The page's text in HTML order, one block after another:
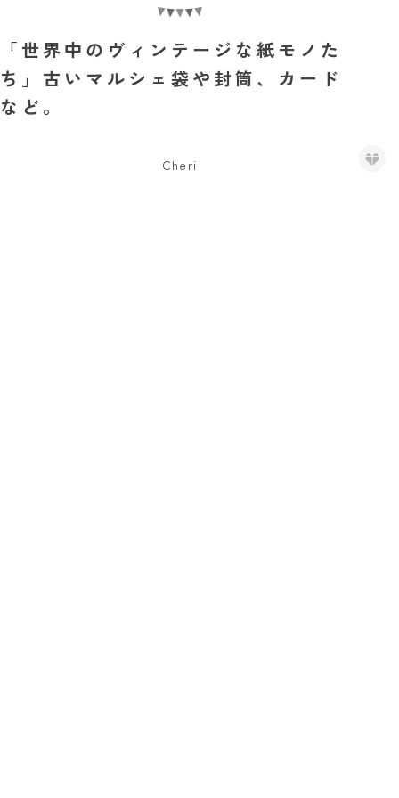
「世界中のヴィンテージな紙モノた
ち」古いマルシェ袋や封筒、カード
など。
Cheri